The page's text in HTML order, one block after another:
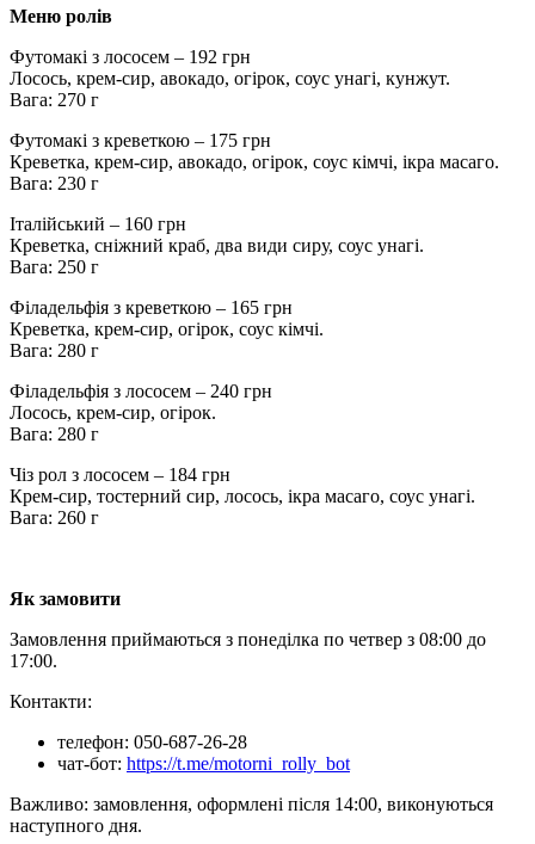
Меню ролів
Футомакі з лососем – 192 грн
Лосось, крем-сир, авокадо, огірок, соус унагі, кунжут.
Вага: 270 г
Футомакі з креветкою – 175 грн
Креветка, крем-сир, авокадо, огірок, соус кімчі, ікра масаго.
Вага: 230 г
Італійський – 160 грн
Креветка, сніжний краб, два види сиру, соус унагі.
Вага: 250 г
Філадельфія з креветкою – 165 грн
Креветка, крем-сир, огірок, соус кімчі.
Вага: 280 г
Філадельфія з лососем – 240 грн
Лосось, крем-сир, огірок.
Вага: 280 г
Чіз рол з лососем – 184 грн
Крем-сир, тостерний сир, лосось, ікра масаго, соус унагі.
Вага: 260 г
Як замовити
Замовлення приймаються з понеділка по четвер з 08:00 до
17:00.
Контакти:
телефон: 050-687-26-28
чат-бот: https://t.me/motorni_rolly_bot
Важливо: замовлення, оформлені після 14:00, виконуються
наступного дня.